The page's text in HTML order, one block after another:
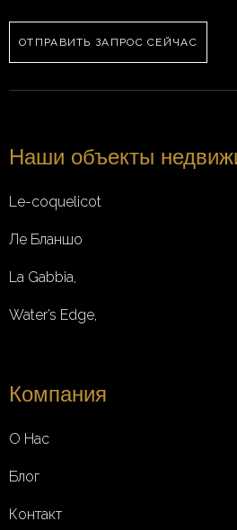
ОТПРАВИТЬ ЗАПРОС СЕЙЧАС
Наши объекты
Le-coquelicot
Ле Бланшо
La Gabbia,
Water’s Edge,
Компания
О Нас
Блог
Контакт